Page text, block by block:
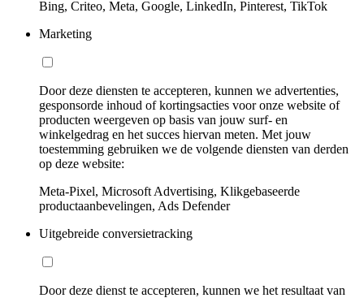
Bing, Criteo, Meta, Google, LinkedIn, Pinterest, TikTok
Marketing
Door deze diensten te accepteren, kunnen we advertenties,
gesponsorde inhoud of kortingsacties voor onze website of
producten weergeven op basis van jouw surf- en
winkelgedrag en het succes hiervan meten. Met jouw
toestemming gebruiken we de volgende diensten van derden
op deze website:
Meta-Pixel, Microsoft Advertising, Klikgebaseerde
productaanbevelingen, Ads Defender
Uitgebreide conversietracking
Door deze dienst te accepteren, kunnen we het resultaat van